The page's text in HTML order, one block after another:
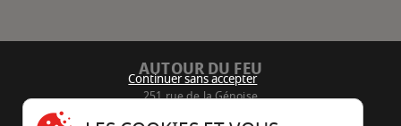
AUTOUR DU FEU
251 rue de la Génoise
Continuer sans accepter